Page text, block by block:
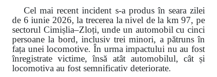
Cel mai recent incident s-a produs în seara zilei
de 6 iunie 2026, la trecerea la nivel de la km 97, pe
sectorul Cimișlia–Zloți, unde un automobil cu cinci
persoane la bord, inclusiv trei minori, a pătruns în
fața unei locomotive. În urma impactului nu au fost
înregistrate victime, însă atât automobilul, cât și
locomotiva au fost semnificativ deteriorate.